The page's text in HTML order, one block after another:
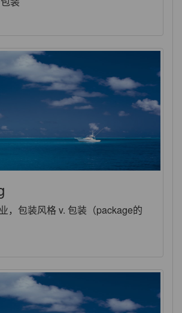
，包装风格 v. 包装（package的